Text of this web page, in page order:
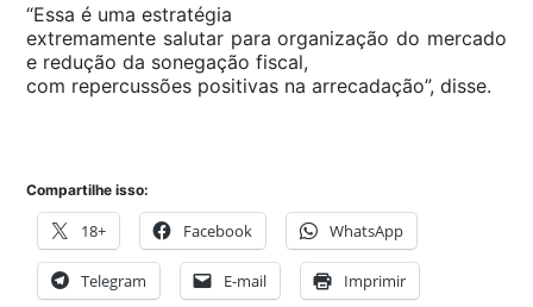
“Essa é uma estratégia
extremamente salutar para organização do mercado
e redução da sonegação fiscal,
com repercussões positivas na arrecadação”, disse.
Compartilhe isso:
18+ Facebook WhatsApp
Telegram E-mail Imprimir